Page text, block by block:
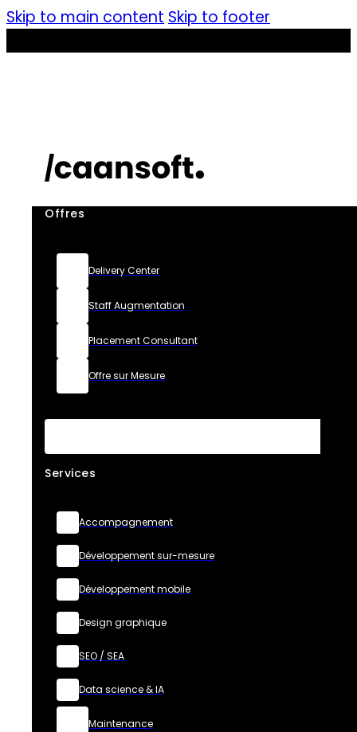
Skip to main content Skip to footer
Offres
Delivery Center
Staff Augmentation
Placement Consultant
Offre sur Mesure
Services
Accompagnement
Développement sur-mesure
Développement mobile
Design graphique
SEO / SEA
Data science & IA
Maintenance